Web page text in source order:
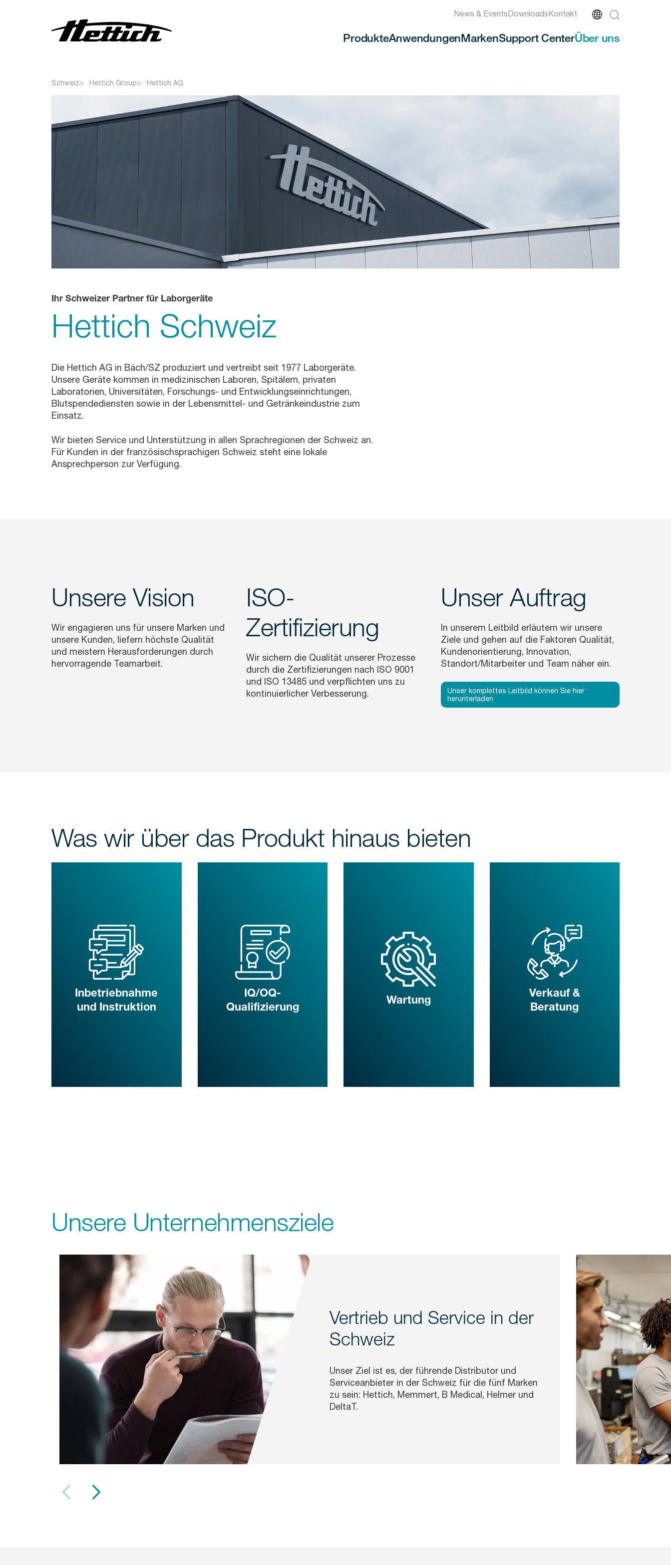
News & EventsDownloadsKontakt
Produkte
Trockenschränke
Klimaschränke
Kühlschränke
Gefrier- und
Tiefkühlschränke
Weitere Produkte
Kundenspezifische
Produkte
AnwendungenMarkenSupport CenterÜber uns
Schweiz Hettich Group Hettich AG
Ihr Schweizer Partner für Laborgeräte
Hettich Schweiz
Die Hettich AG in Bäch/SZ produziert und vertreibt seit 1977 Laborgeräte.
Unsere Geräte kommen in medizinischen Laboren, Spitälern, privaten
Laboratorien, Universitäten, Forschungs- und Entwicklungseinrichtungen,
Blutspendediensten sowie in der Lebensmittel- und Getränkeindustrie zum
Einsatz.
Wir bieten Service und Unterstützung in allen Sprachregionen der Schweiz an.
Für Kunden in der französischsprachigen Schweiz steht eine lokale
Ansprechperson zur Verfügung.
Unsere Vision
Wir engagieren uns für unsere Marken und
unsere Kunden, liefern höchste Qualität
und meistern Herausforderungen durch
hervorragende Teamarbeit.
ISO-
Zertifizierung
Wir sichern die Qualität unserer Prozesse
durch die Zertifizierungen nach ISO 9001
und ISO 13485 und verpflichten uns zu
kontinuierlicher Verbesserung.
Unser Auftrag
In unserem Leitbild erläutern wir unsere
Ziele und gehen auf die Faktoren Qualität,
Kundenorientierung, Innovation,
Standort/Mitarbeiter und Team näher ein.
Unser komplettes Leitbild können Sie hier
herunterladen
Was wir über das Produkt hinaus bieten
Inbetriebnahme
und Instruktion
IQ/OQ-
Qualifizierung
Wartung
Verkauf &
Beratung
Unsere Unternehmensziele
Vertrieb und Service in der
Schweiz
Unser Ziel ist es, der führende Distributor und
Serviceanbieter in der Schweiz für die fünf Marken
zu sein: Hettich, Memmert, B Medical, Helmer und
DeltaT.